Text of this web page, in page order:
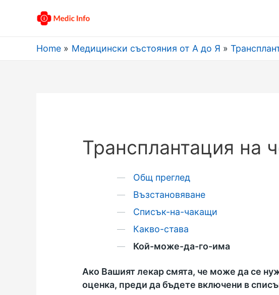
Home Медицински състояния от А до Я
Трансплантация на
Общ преглед
Възстановяване
Списък-на-чакащи
Какво-става
Кой-може-да-го-има
Ако Вашият лекар смята, че може да се
оценка, преди да бъдете включени в